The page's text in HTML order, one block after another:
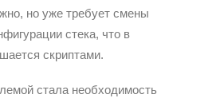
но уже требует смены
стека, что в
скриптами.
стала необходимость